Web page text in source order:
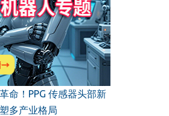
命！PPG 传感器头部新
多产业格局